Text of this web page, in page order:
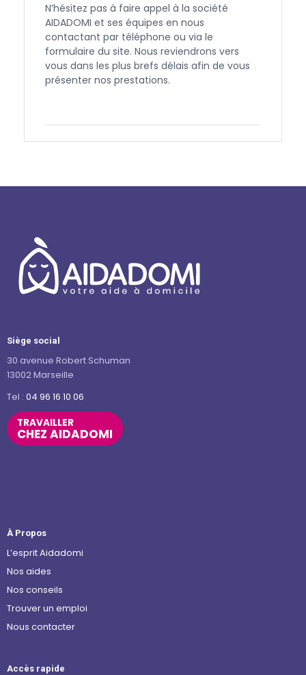
N’hésitez pas à faire appel à la société
AIDADOMI et ses équipes en nous
contactant par téléphone ou via le
formulaire du site. Nous reviendrons vers
vous dans les plus brefs délais afin de vous
présenter nos prestations.
Siège social
30 avenue Robert Schuman
13002 Marseille
Tel : 04 96 16 10 06
TRAVAILLER
CHEZ AIDADOMI
À Propos
L’esprit Aidadomi
Nos aides
Nos conseils
Trouver un emploi
Nous contacter
Accès rapide